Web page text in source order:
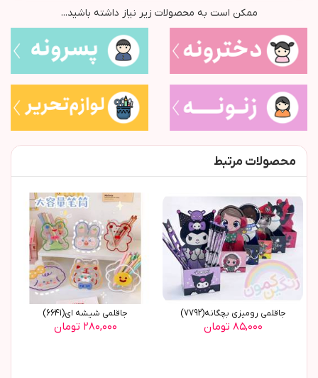
ممکن است به محصولات زیر نیاز داشته باشید...
محصولات مرتبط
جاقلمی رومیزی بچگانه(7792)
۸۵,۰۰۰ تومان
جاقلمی شیشه ای(6641)
۲۸۰,۰۰۰ تومان